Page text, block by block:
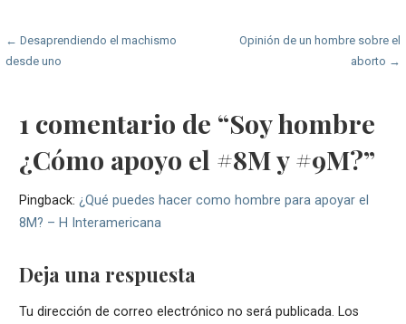
Navegación
← Desaprendiendo el machismo
desde uno
Opinión de un hombre sobre el
aborto →
1 comentario de “Soy hombre
¿Cómo apoyo el #8M y #9M?”
Pingback: ¿Qué puedes hacer como hombre para apoyar el
8M? – H Interamericana
Deja una respuesta
Tu dirección de correo electrónico no será publicada. Los